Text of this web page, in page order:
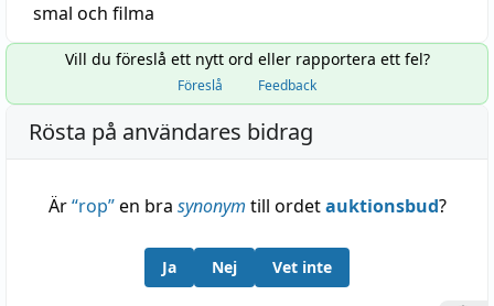
smal och filma
Vill du föreslå ett nytt ord eller rapportera ett fel?
Föreslå Feedback
Rösta på användares bidrag
Är“rop”en bra synonym till ordetauktionsbud?
Ja Nej Vet inte